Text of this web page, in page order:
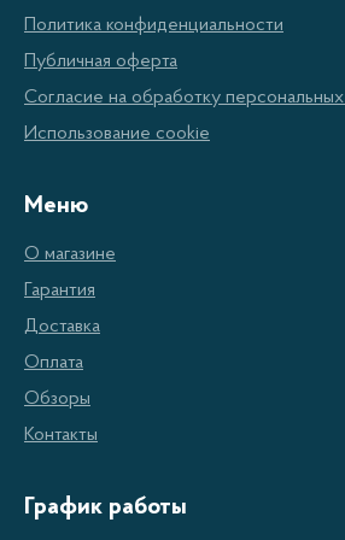
интересные миксы из специй к любым
Мельницы для специй
(ручные) и электрические,
вследствие их перетирания при
Политика конфиденциальности
Публичная оферта
Согласие на обработку
Использование cookie
Меню
О магазине
Гарантия
Доставка
Оплата
Обзоры
Контакты
График работы